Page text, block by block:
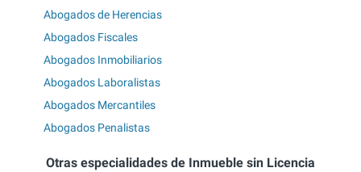
Abogados de Herencias
Abogados Fiscales
Abogados Inmobiliarios
Abogados Laboralistas
Abogados Mercantiles
Abogados Penalistas
Otras especialidades de Inmueble sin Licencia